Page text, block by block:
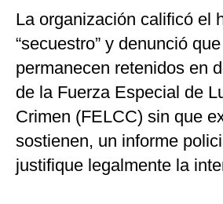
La organización calificó el
“secuestro” y denunció
permanecen retenidos en
de la Fuerza Especial de
Crimen (FELCC) sin que
sostienen, un informe
justifique legalmente la